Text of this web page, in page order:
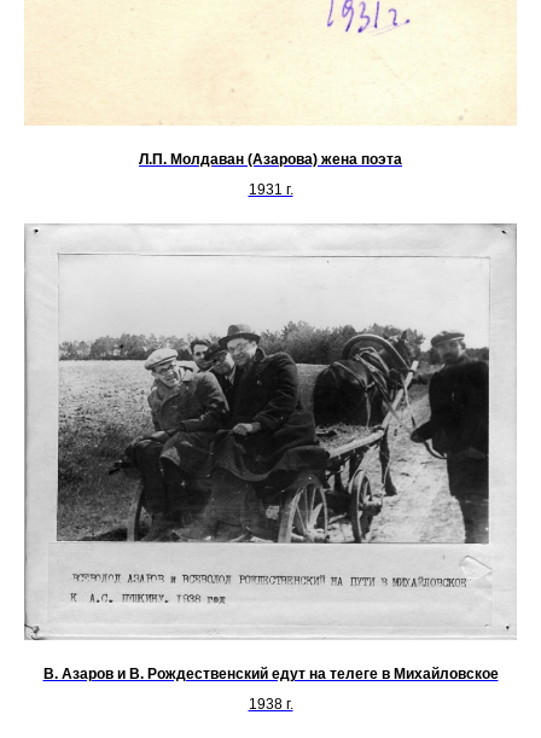
Л.П. Молдаван (Азарова) жена поэта
1931 г.
В. Азаров и В. Рождественский едут на телеге в Михайловское
1938 г.